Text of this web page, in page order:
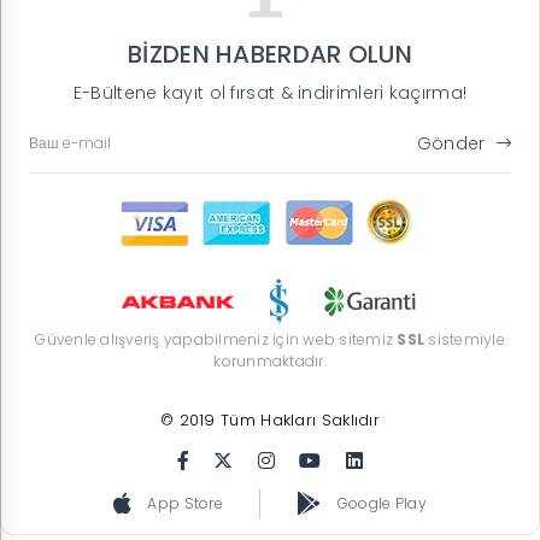
BİZDEN HABERDAR OLUN
E-Bültene kayıt ol fırsat & indirimleri kaçırma!
Gönder
Güvenle alışveriş yapabilmeniz için web sitemiz SSL sistemiyle
korunmaktadır.
© 2019 Tüm Hakları Saklıdır
App Store Google Play